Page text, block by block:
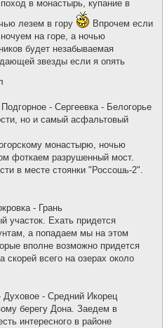
в монастырь, купание в
лезем в гору
Впрочем если
на горе, а ночью
будет незабываемая
звезды если я опять
- Сергеевка - Белогорье
но и самый асфальтовый
монастырю, ночью
фоткаем разрушенный мост.
в месте стоянки "Россошь-2".
- Грань
участок. Ехать придется
а попадаем мы на этом
вполне возможно придется
скорей всего на озерах около
Духовое - Средний Икорец
берегу Дона. Заедем в
интересного в районе